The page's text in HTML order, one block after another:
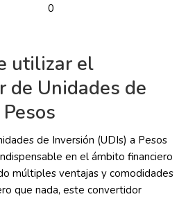
0
utilizar el
de Unidades de
de Inversión (UDIs) a Pesos
en el ámbito financiero
múltiples ventajas y comodidades
que nada, este convertidor